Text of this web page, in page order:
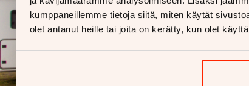
kumppaneillemme tietoja siitä, miten käytät
olet antanut heille tai joita on kerätty, kun olet